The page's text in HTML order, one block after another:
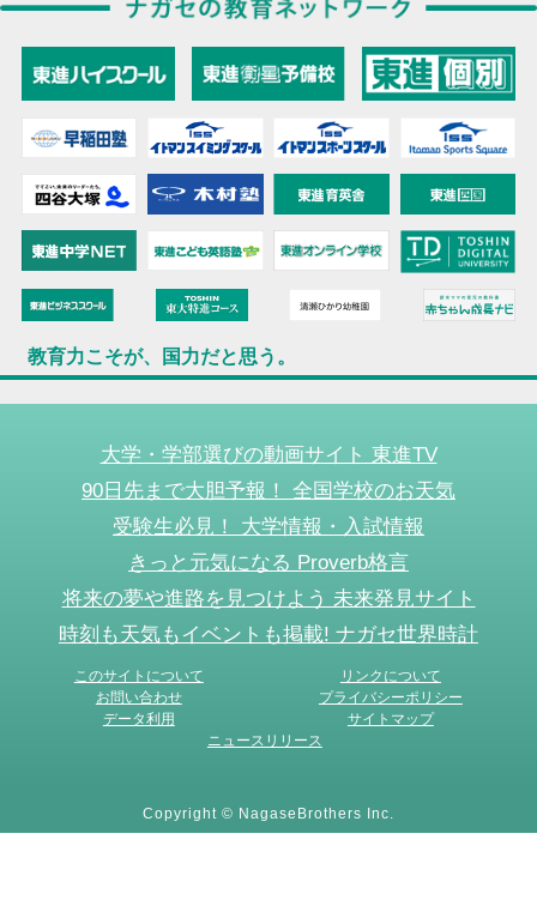
教育力こそが、国力だと思う。
大学・学部選びの動画サイト 東進TV
90日先まで大胆予報！ 全国学校のお天気
受験生必見！ 大学情報・入試情報
きっと元気になる Proverb格言
将来の夢や進路を見つけよう 未来発見サイト
時刻も天気もイベントも掲載! ナガセ世界時計
このサイトについて
リンクについて
お問い合わせ
プライバシーポリシー
データ利用
サイトマップ
ニュースリリース
Copyright © NagaseBrothers Inc.